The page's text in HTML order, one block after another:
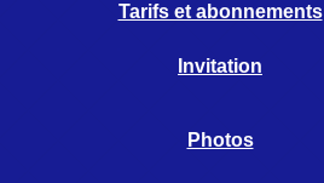
Tarifs et abonnements
Invitation
Photos